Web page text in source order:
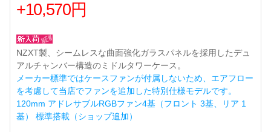
+10,570円
NZXT製、シームレスな曲面強化ガラスパネルを採用したデュ
アルチャンバー構造のミドルタワーケース。
メーカー標準ではケースファンが付属しないため、エアフロー
を考慮して当店でファンを追加した特別仕様モデルです。
120mm アドレサブルRGBファン4基（フロント 3基、リア 1
基） 標準搭載（ショップ追加）